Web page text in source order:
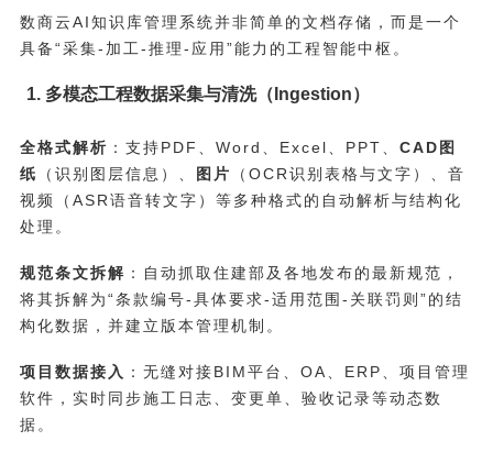
数商云AI知识库管理系统并非简单的文档存储，而是一个
具备“采集-加工-推理-应用”能力的工程智能中枢。
1. 多模态工程数据采集与清洗（Ingestion）
全格式解析 ：支持PDF、Word、Excel、PPT、 CAD图
纸
（识别图层信息）、 图片
（OCR识别表格与文字）、音
视频（ASR语音转文字）等多种格式的自动解析与结构化
处理。
规范条文拆解 ：自动抓取住建部及各地发布的最新规范，
将其拆解为“条款编号-具体要求-适用范围-关联罚则”的结
构化数据，并建立版本管理机制。
项目数据接入
：无缝对接BIM平台、OA、ERP、项目管理
软件，实时同步施工日志、变更单、验收记录等动态数
据。